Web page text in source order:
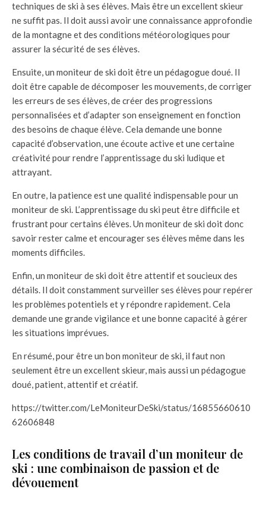
techniques de ski à ses élèves. Mais être un excellent skieur
ne suffit pas. Il doit aussi avoir une connaissance approfondie
de la montagne et des conditions météorologiques pour
assurer la sécurité de ses élèves.
Ensuite, un moniteur de ski doit être un pédagogue doué. Il
doit être capable de décomposer les mouvements, de corriger
les erreurs de ses élèves, de créer des progressions
personnalisées et d’adapter son enseignement en fonction
des besoins de chaque élève. Cela demande une bonne
capacité d’observation, une écoute active et une certaine
créativité pour rendre l’apprentissage du ski ludique et
attrayant.
En outre, la patience est une qualité indispensable pour un
moniteur de ski. L’apprentissage du ski peut être difficile et
frustrant pour certains élèves. Un moniteur de ski doit donc
savoir rester calme et encourager ses élèves même dans les
moments difficiles.
Enfin, un moniteur de ski doit être attentif et soucieux des
détails. Il doit constamment surveiller ses élèves pour repérer
les problèmes potentiels et y répondre rapidement. Cela
demande une grande vigilance et une bonne capacité à gérer
les situations imprévues.
En résumé, pour être un bon moniteur de ski, il faut non
seulement être un excellent skieur, mais aussi un pédagogue
doué, patient, attentif et créatif.
https://twitter.com/LeMoniteurDeSki/status/16855660610
62606848
Les conditions de travail d’un moniteur de
ski : une combinaison de passion et de
dévouement